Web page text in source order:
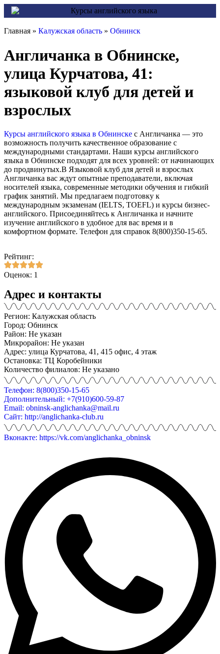
Главная » Калужская область » Обнинск
Англичанка в Обнинске,
улица Курчатова, 41:
языковой клуб для детей и
взрослых
Курсы английского языка в Обнинске с Англичанка — это
возможность получить качественное образование с
международными стандартами. Наши курсы английского
языка в Обнинске подходят для всех уровней: от начинающих
до продвинутых.В Языковой клуб для детей и взрослых
Англичанка вас ждут опытные преподаватели, включая
носителей языка, современные методики обучения и гибкий
график занятий. Мы предлагаем подготовку к
международным экзаменам (IELTS, TOEFL) и курсы бизнес-
английского. Присоединяйтесь к Англичанка и начните
изучение английского в удобное для вас время и в
комфортном формате. Телефон для справок 8(800)350-15-65.
Рейтинг:
Оценок: 1
Адрес и контакты
Регион: Калужская область
Город: Обнинск
Район: Не указан
Микрорайон: Не указан
Адрес: улица Курчатова, 41, 415 офис, 4 этаж
Остановка: ТЦ Коробейники
Количество филиалов: Не указано
Телефон: 8(800)350-15-65
Дополнительный: +7(910)600-59-87
Email: obninsk-anglichanka@mail.ru
Сайт: http://anglichanka-club.ru
Вконакте: https://vk.com/anglichanka_obninsk